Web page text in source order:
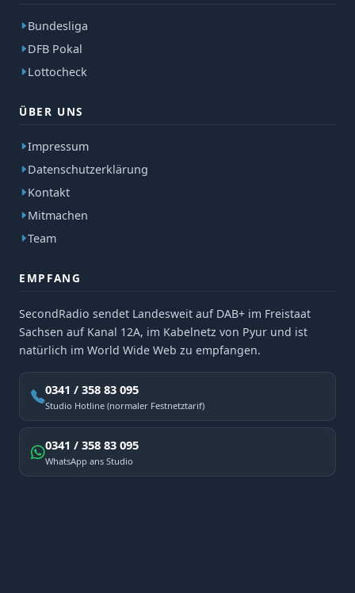
Bundesliga
DFB Pokal
Lottocheck
ÜBER UNS
Impressum
Datenschutzerklärung
Kontakt
Mitmachen
Team
EMPFANG
SecondRadio sendet Landesweit auf DAB+ im Freistaat
Sachsen auf Kanal 12A, im Kabelnetz von Pyur und ist
natürlich im World Wide Web zu empfangen.
0341 / 358 83 095
Studio Hotline (normaler Festnetztarif)
0341 / 358 83 095
WhatsApp ans Studio